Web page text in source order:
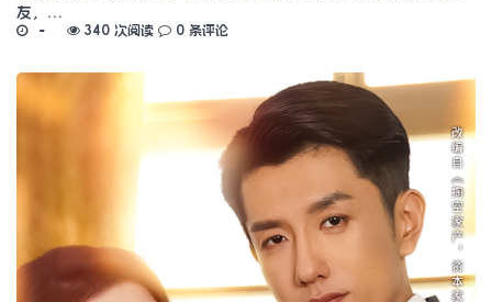
友，…
340 次阅读 0 条评论